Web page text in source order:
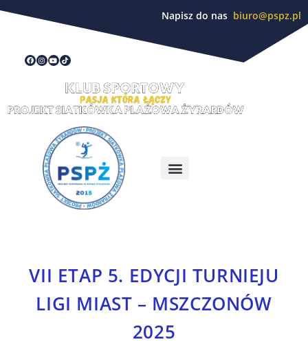
Napisz do nas biuro@pspz.pl
VII ETAP 5. EDYCJI TURNIEJU
LIGI MIAST – MSZCZONÓW
2025